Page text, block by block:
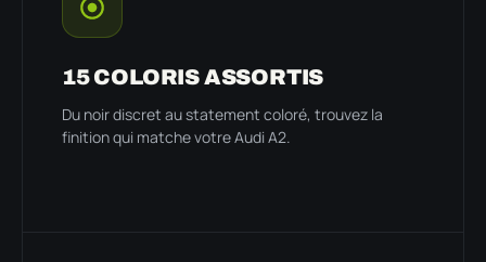
15 COLORIS ASSORTIS
Du noir discret au statement coloré, trouvez la
finition qui matche votre Audi A2.